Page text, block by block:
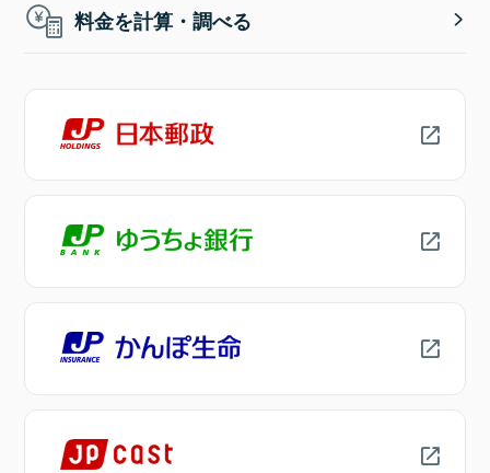
料金を計算・調べる